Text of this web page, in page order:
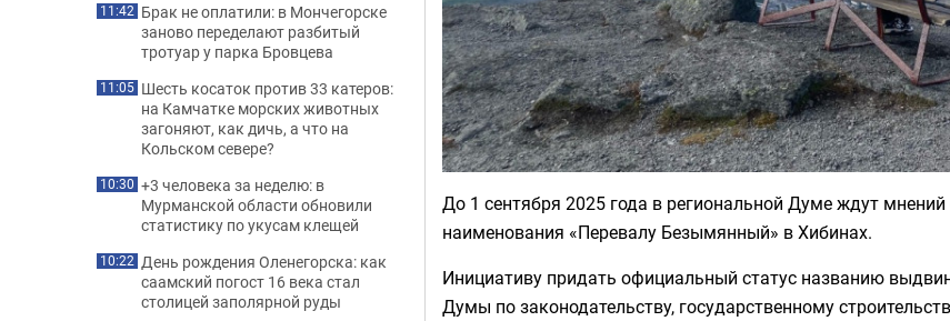
До 1 сентября 2025 года в региональной Думе ждут
наименования «Перевалу Безымянный» в Хибинах.
Инициативу придать официальный статус названию
Думы по законодательству, государственному
11:42 Брак не оплатили: в Мончегорске
заново переделают разбитый
тротуар у парка Бровцева
11:05 Шесть косаток против 33 катеров:
на Камчатке морских животных
загоняют, как дичь, а что на
Кольском севере?
10:30 +3 человека за неделю: в
Мурманской области обновили
статистику по укусам клещей
10:22 День рождения Оленегорска: как
саамский погост 16 века стал
столицей заполярной руды